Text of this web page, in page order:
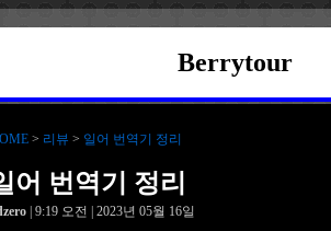
Berrytour
> 리뷰 > 일어 번역기 정리
어 번역기 정리
| 9:19 오전 | 2023년 05월 16일